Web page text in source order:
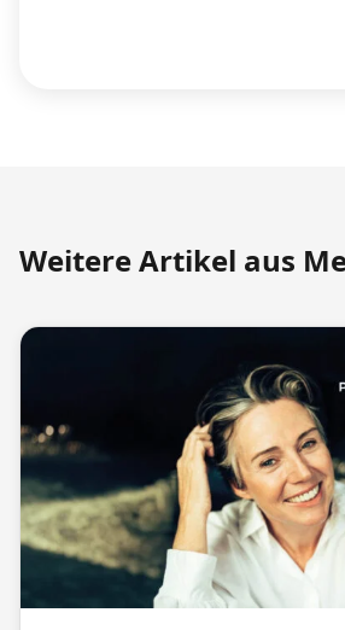
Weitere Artikel aus